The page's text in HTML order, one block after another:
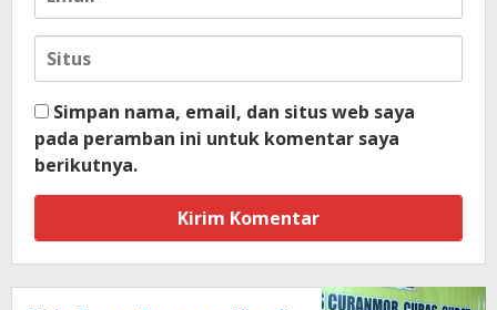
Simpan nama, email, dan situs web saya
pada peramban ini untuk komentar saya
berikutnya.